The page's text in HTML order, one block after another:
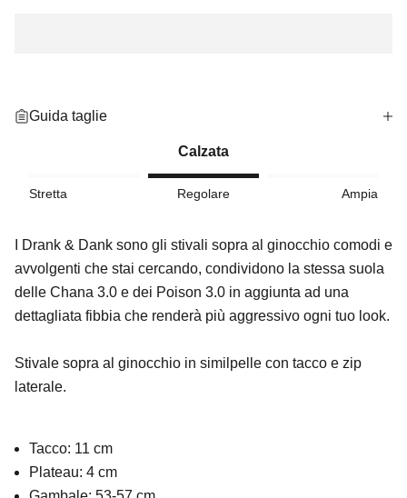
Guida taglie
Calzata
Stretta Regolare Ampia
I Drank & Dank sono gli stivali sopra al ginocchio comodi e
avvolgenti che stai cercando, condividono la stessa suola
delle Chana 3.0 e dei Poison 3.0 in aggiunta ad una
dettagliata fibbia che renderà più aggressivo ogni tuo look.
Stivale sopra al ginocchio in similpelle con tacco e zip
laterale.
Tacco: 11 cm
Plateau: 4 cm